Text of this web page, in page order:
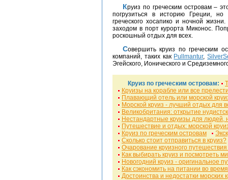
Круиз по греческим островам – это не только самый доступный и удобный способ
погрузиться в историю Греции,
греческого хосапико и ночной
заходом в порт курорта Миконос.
роскошный отдых для всех.
Совершить круиз по греческим островам предлагает ряд известных и надежных
компаний, таких как Pullmantur,
Эгейского, Ионического и
Круиз по греческим островам:
Круизы на корабле или все
Плавающий отель или морской
Морской круиз - лучший отдых для
Великобритания: открытие
Нестандартные круизы для людей,
Путешествие и отдых: морской
Круиз по греческим островам
Сколько стоит отправиться в круиз?
Очарование круизного
Как выбирать круиз и посмотреть
Новогодний круиз - оригинальное
Как сэкономить на питании во
Достоинства и недостатки морских